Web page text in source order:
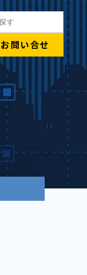
お問い合せ